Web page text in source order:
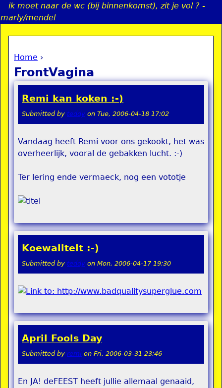
Jump to navigation
ik moet naar de wc (bij binnenkomst), zit je vol ? -
marly/mendel
You are here
Home ›
FrontVagina
Remi kan koken :-)
Submitted by teddy on Tue, 2006-04-18 17:02
Vandaag heeft Remi voor ons gekookt, het was
overheerlijk, vooral de gebakken lucht. :-)
Ter lering ende vermaeck, nog een vototje
Koewaliteit :-)
Submitted by teddy on Mon, 2006-04-17 19:30
April Fools Day
Submitted by remi on Fri, 2006-03-31 23:46
En JA! deFEEST heeft jullie allemaal genaaid,